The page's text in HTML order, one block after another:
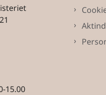
15.00